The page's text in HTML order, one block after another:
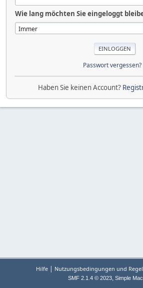
Wie lang möchten Sie eingeloggt
Passwort vergessen?
Haben Sie keinen Account?
Hilfe | Nutzungsbedingungen und
SMF 2.1.4 © 2023, Simple